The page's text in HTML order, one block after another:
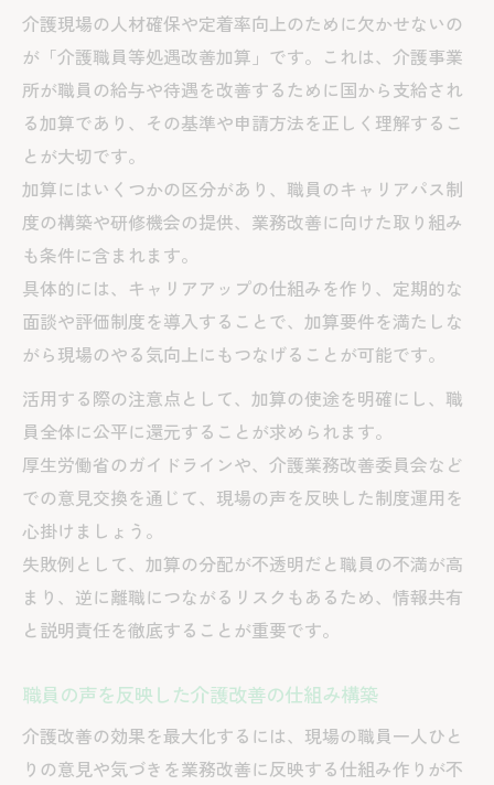
介護現場の人材確保や定着率向上のために欠かせないの
が「介護職員等処遇改善加算」です。これは、介護事業
所が職員の給与や待遇を改善するために国から支給され
る加算であり、その基準や申請方法を正しく理解するこ
とが大切です。
加算にはいくつかの区分があり、職員のキャリアパス制
度の構築や研修機会の提供、業務改善に向けた取り組み
も条件に含まれます。
具体的には、キャリアアップの仕組みを作り、定期的な
面談や評価制度を導入することで、加算要件を満たしな
がら現場のやる気向上にもつなげることが可能です。
活用する際の注意点として、加算の使途を明確にし、職
員全体に公平に還元することが求められます。
厚生労働省のガイドラインや、介護業務改善委員会など
での意見交換を通じて、現場の声を反映した制度運用を
心掛けましょう。
失敗例として、加算の分配が不透明だと職員の不満が高
まり、逆に離職につながるリスクもあるため、情報共有
と説明責任を徹底することが重要です。
職員の声を反映した介護改善の仕組み構築
介護改善の効果を最大化するには、現場の職員一人ひと
りの意見や気づきを業務改善に反映する仕組み作りが不